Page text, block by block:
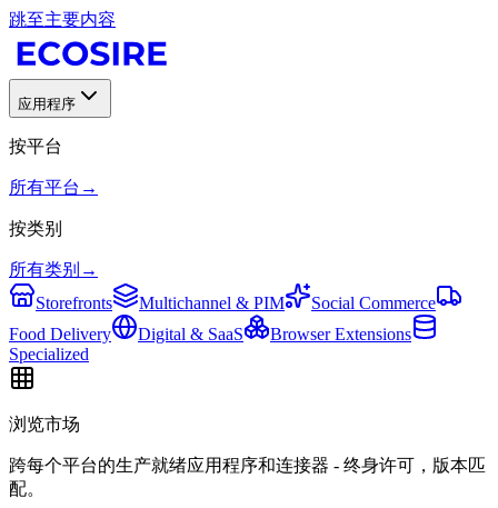
跳至主要内容
应用程序
按平台
所有平台 →
按类别
所有类别 →
Storefronts
Multichannel & PIM
Social Commerce
Food Delivery
Digital & SaaS
Browser Extensions
Specialized
浏览市场
跨每个平台的生产就绪应用程序和连接器 - 终身许可，版本匹
配。